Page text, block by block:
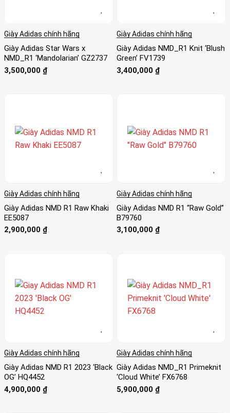
Giày Adidas chính hãng
Giày Adidas Star Wars x
NMD_R1 ‘Mandolarian’ GZ2737
3,500,000 ₫
Giày Adidas chính hãng
Giày Adidas NMD_R1 Knit ‘Blush
Green’ FV1739
3,400,000 ₫
Giày Adidas chính hãng
Giày Adidas NMD R1 Raw Khaki
EE5087
2,900,000 ₫
Giày Adidas chính hãng
Giày Adidas NMD R1 “Raw Gold”
B79760
3,100,000 ₫
Giày Adidas chính hãng
Giày Adidas NMD R1 2023 ‘Black
OG’ HQ4452
4,900,000 ₫
Giày Adidas chính hãng
Giày Adidas NMD_R1 Primeknit
‘Cloud White’ FX6768
5,900,000 ₫